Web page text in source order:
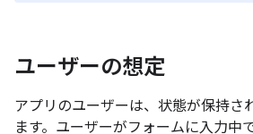
ユーザーの想定
アプリのユーザーは、状態が保持さ
ます。ユーザーがフォームに入力中で